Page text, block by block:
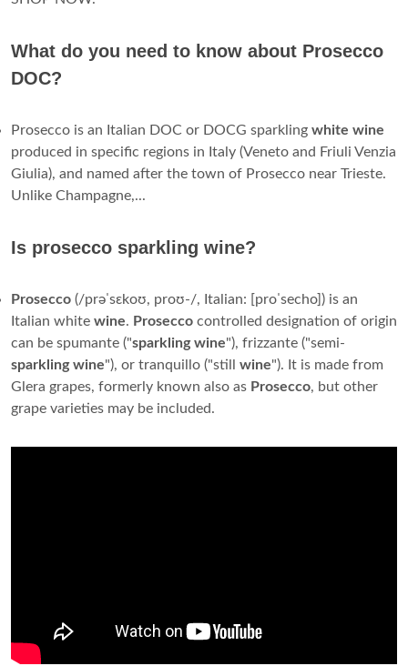
What do you need to know about Prosecco
DOC?
Prosecco is an Italian DOC or DOCG sparkling white wine
produced in specific regions in Italy (Veneto and Friuli Venzia
Giulia), and named after the town of Prosecco near Trieste.
Unlike Champagne,...
Is prosecco sparkling wine?
Prosecco (/prəˈsɛkoʊ, proʊ-/, Italian: [proˈsecho]) is an
Italian white wine. Prosecco controlled designation of origin
can be spumante ("sparkling wine"), frizzante ("semi-
sparkling wine"), or tranquillo ("still wine"). It is made from
Glera grapes, formerly known also as Prosecco, but other
grape varieties may be included.